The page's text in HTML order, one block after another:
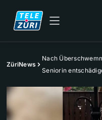
ZüriNews
Nach
Seniorin